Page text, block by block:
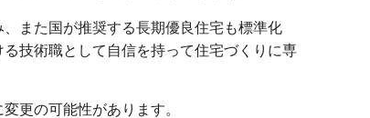
また国が推奨する長期優良住宅も標準化
技術職として自信を持って住宅づくりに専
更の可能性があります。